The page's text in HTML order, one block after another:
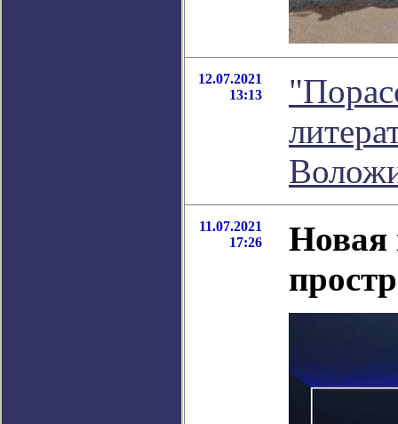
12.07.2021
13:13
11.07.2021
17:26
Новая